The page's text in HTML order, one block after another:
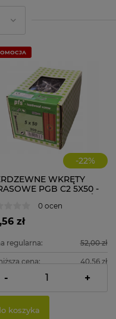
-22%
WKRĘTY
PGB C2 5X50 -
0 ocen
zł
regularna: 52,00 zł
cena: 40,56 zł
netto: 32,98 zł
- +
koszyka